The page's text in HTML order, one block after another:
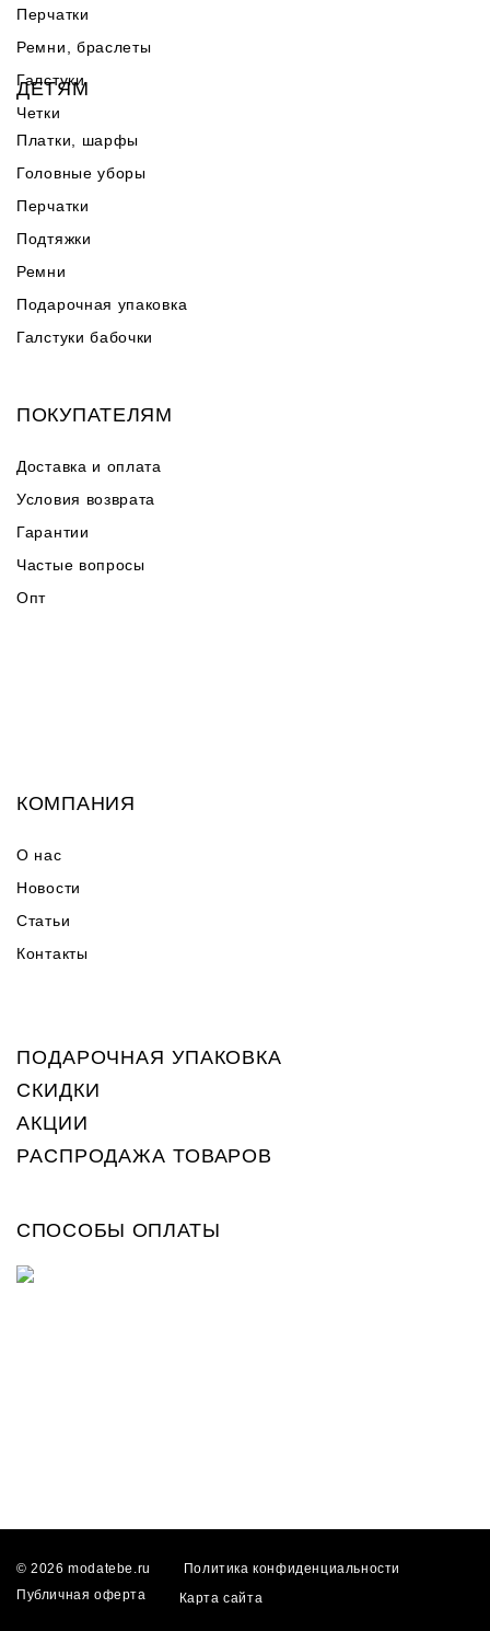
Перчатки
Ремни, браслеты
Галстуки
Четки
ДЕТЯМ
Платки, шарфы
Головные уборы
Перчатки
Подтяжки
Ремни
Подарочная упаковка
Галстуки бабочки
ПОКУПАТЕЛЯМ
Доставка и оплата
Условия возврата
Гарантии
Частые вопросы
Опт
КОМПАНИЯ
О нас
Новости
Статьи
Контакты
ПОДАРОЧНАЯ УПАКОВКА
СКИДКИ
АКЦИИ
РАСПРОДАЖА ТОВАРОВ
СПОСОБЫ ОПЛАТЫ
© 2026 modatebe.ru
Политика конфиденциальности
Публичная оферта
Карта сайта